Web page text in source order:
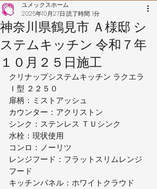
神奈川県鶴見市 Ａ様邸 シ
ステムキッチン 令和７年
１０月２５日施工
ユメックスホーム
2025年10月27日 読了時間: 1分
クリナップシステムキッチン ラクエラ
Ｉ型 ２２５０
扉柄：ミストアッシュ
カウンター：アクリストン
シンク：ステンレス ＴＵシンク
水栓：現状使用
コンロ：ノーリツ
レンジフード：フラットスリムレンジ
フード
キッチンパネル：ホワイトクラウド